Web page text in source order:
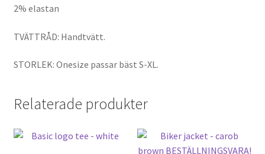
2% elastan
TVÄTTRÅD: Handtvätt.
STORLEK: Onesize passar bäst S-XL.
Relaterade produkter